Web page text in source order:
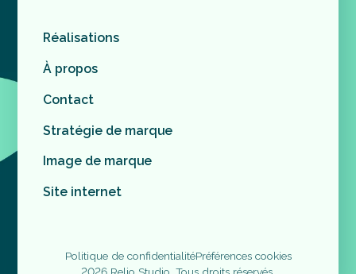
Réalisations
À propos
Contact
Stratégie de marque
Image de marque
Site internet
Politique de confidentialitéPréférences cookies